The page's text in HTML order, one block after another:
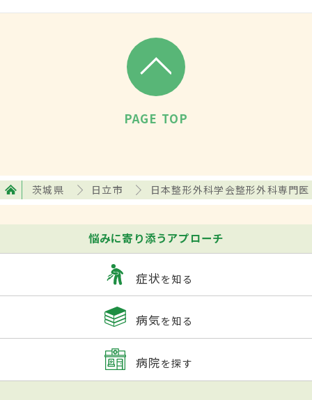
PAGE TOP
茨城県 日立市 日本整形外科学会整形外科専門医
悩みに寄り添うアプローチ
症状を知る
病気を知る
病院を探す